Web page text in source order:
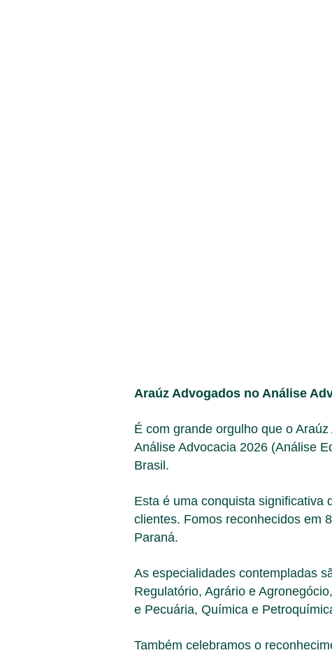
Araúz Advogados no Análise
É com grande orgulho que o
Análise Advocacia 2026 (Análise
Brasil.
Esta é uma conquista significativa
clientes. Fomos reconhecidos em
Paraná.
As especialidades contempladas
Regulatório, Agrário e
e Pecuária, Química e
Também celebramos o